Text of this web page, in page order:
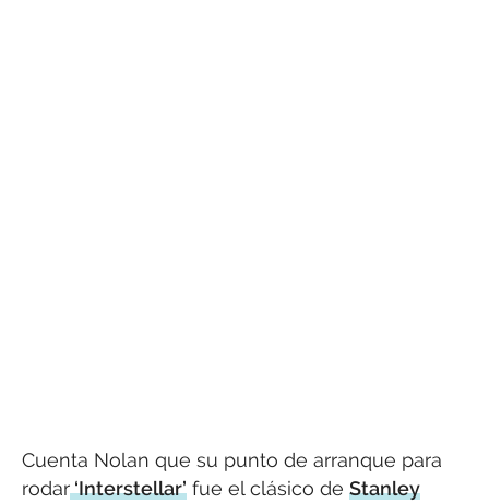
Cuenta Nolan que su punto de arranque para
rodar‘Interstellar’ fue el clásico de Stanley